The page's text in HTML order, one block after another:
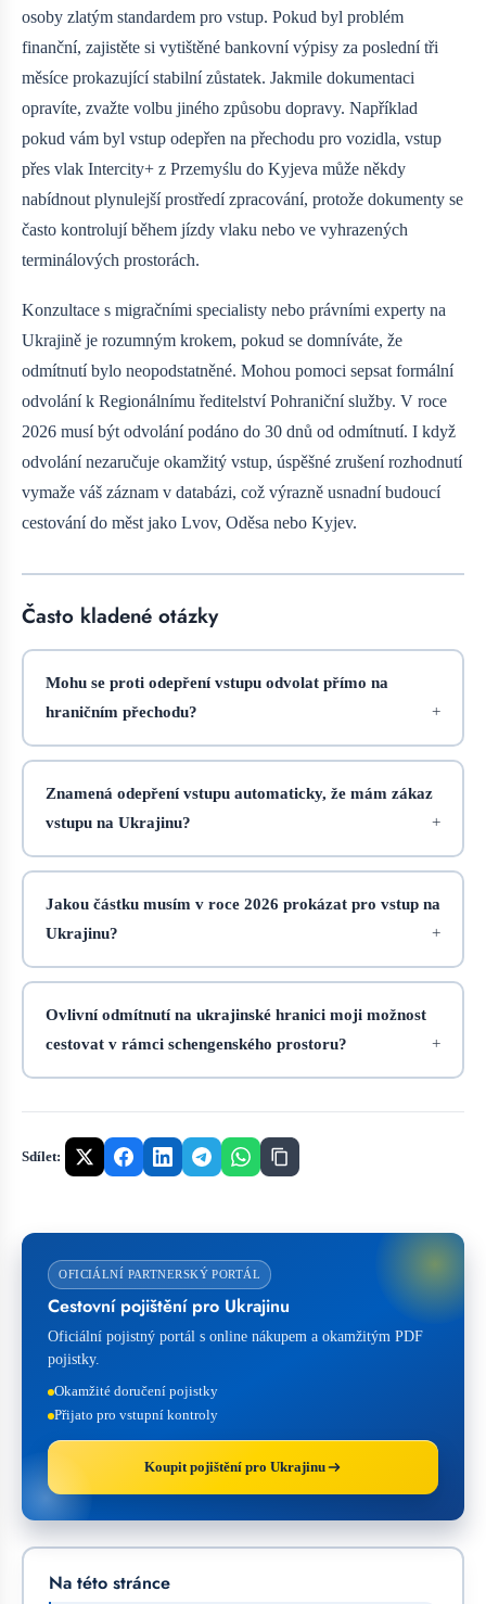
osoby zlatým standardem pro vstup. Pokud byl problém
finanční, zajistěte si vytištěné bankovní výpisy za poslední tři
měsíce prokazující stabilní zůstatek. Jakmile dokumentaci
opravíte, zvažte volbu jiného způsobu dopravy. Například
pokud vám byl vstup odepřen na přechodu pro vozidla, vstup
přes vlak Intercity+ z Przemyślu do Kyjeva může někdy
nabídnout plynulejší prostředí zpracování, protože dokumenty se
často kontrolují během jízdy vlaku nebo ve vyhrazených
terminálových prostorách.
Konzultace s migračními specialisty nebo právními experty na
Ukrajině je rozumným krokem, pokud se domníváte, že
odmítnutí bylo neopodstatněné. Mohou pomoci sepsat formální
odvolání k Regionálnímu ředitelství Pohraniční služby. V roce
2026 musí být odvolání podáno do 30 dnů od odmítnutí. I když
odvolání nezaručuje okamžitý vstup, úspěšné zrušení rozhodnutí
vymaže váš záznam v databázi, což výrazně usnadní budoucí
cestování do měst jako Lvov, Oděsa nebo Kyjev.
Často kladené otázky
Mohu se proti odepření vstupu odvolat přímo na
hraničním přechodu?
Znamená odepření vstupu automaticky, že mám zákaz
vstupu na Ukrajinu?
Jakou částku musím v roce 2026 prokázat pro vstup na
Ukrajinu?
Ovlivní odmítnutí na ukrajinské hranici moji možnost
cestovat v rámci schengenského prostoru?
Sdílet:
OFICIÁLNÍ PARTNERSKÝ PORTÁL
Cestovní pojištění pro Ukrajinu
Oficiální pojistný portál s online nákupem a okamžitým PDF
pojistky.
Okamžité doručení pojistky
Přijato pro vstupní kontroly
Koupit pojištění pro Ukrajinu
Na této stránce